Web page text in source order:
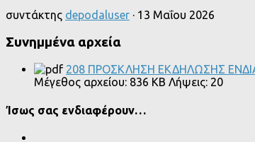
συντάκτης depodaluser · 13 Μαΐου 2026
Συνημμένα αρχεία
208 ΠΡΟΣΚΛΗΣΗ ΕΚΔΗΛΩΣΗΣ
Μέγεθος αρχείου: 836 KB Λήψεις: 20
Ίσως σας ενδιαφέρουν…